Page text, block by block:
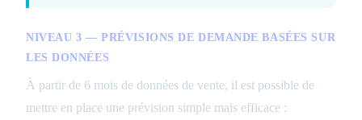
NIVEAU 3 — PRÉVISIONS DE DEMANDE BASÉES SUR
LES DONNÉES
À partir de 6 mois de données de vente, il est possible de
mettre en place une prévision simple mais efficace :